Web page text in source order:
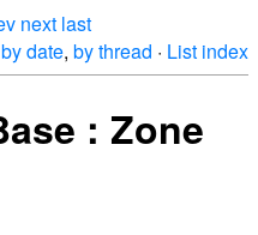
next last
by date, by thread · List index
: Zone